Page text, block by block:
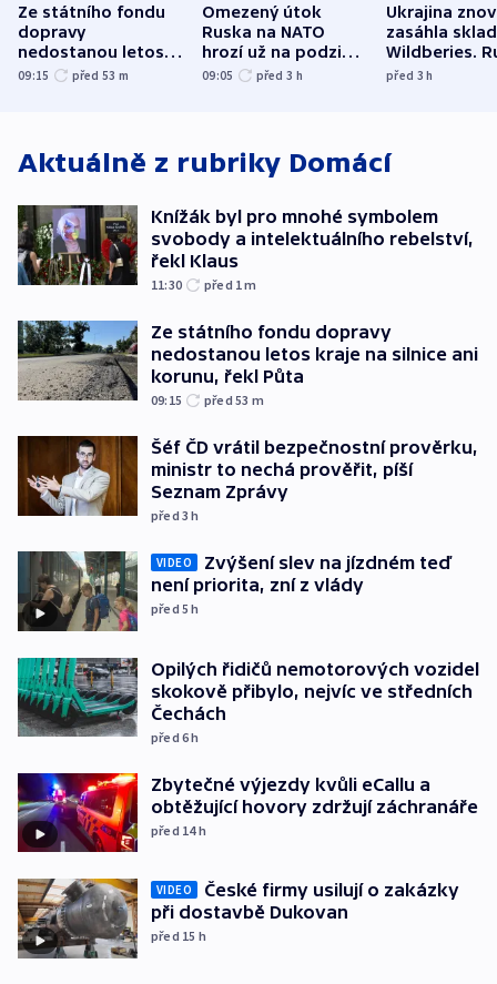
Ze státního fondu
dopravy
nedostanou letos
kraje na silnice ani
09:15 před 53 m
Omezený útok
Ruska na NATO
hrozí už na podzim,
varují tajné služby
09:05 před 3 h
Ukrajina
zasáhla
Wildberies.
útočili v
před 3h
Aktuálně z rubriky Domácí
Knížák byl pro mnohé symbolem
svobody a intelektuálního rebelství,
řekl Klaus
11:30 před 1m
Ze státního fondu dopravy
nedostanou letos kraje na silnice ani
korunu, řekl Půta
09:15 před 53 m
Šéf ČD vrátil bezpečnostní prověrku,
ministr to nechá prověřit, píší
Seznam Zprávy
před 3h
VIDEO
Zvýšení slev na jízdném teď
není priorita, zní z vlády
před 5h
Opilých řidičů nemotorových vozidel
skokově přibylo, nejvíc ve středních
Čechách
před 6h
Zbytečné výjezdy kvůli eCallu a
obtěžující hovory zdržují záchranáře
před 14h
VIDEO
České firmy usilují o zakázky
při dostavbě Dukovan
před 15 h